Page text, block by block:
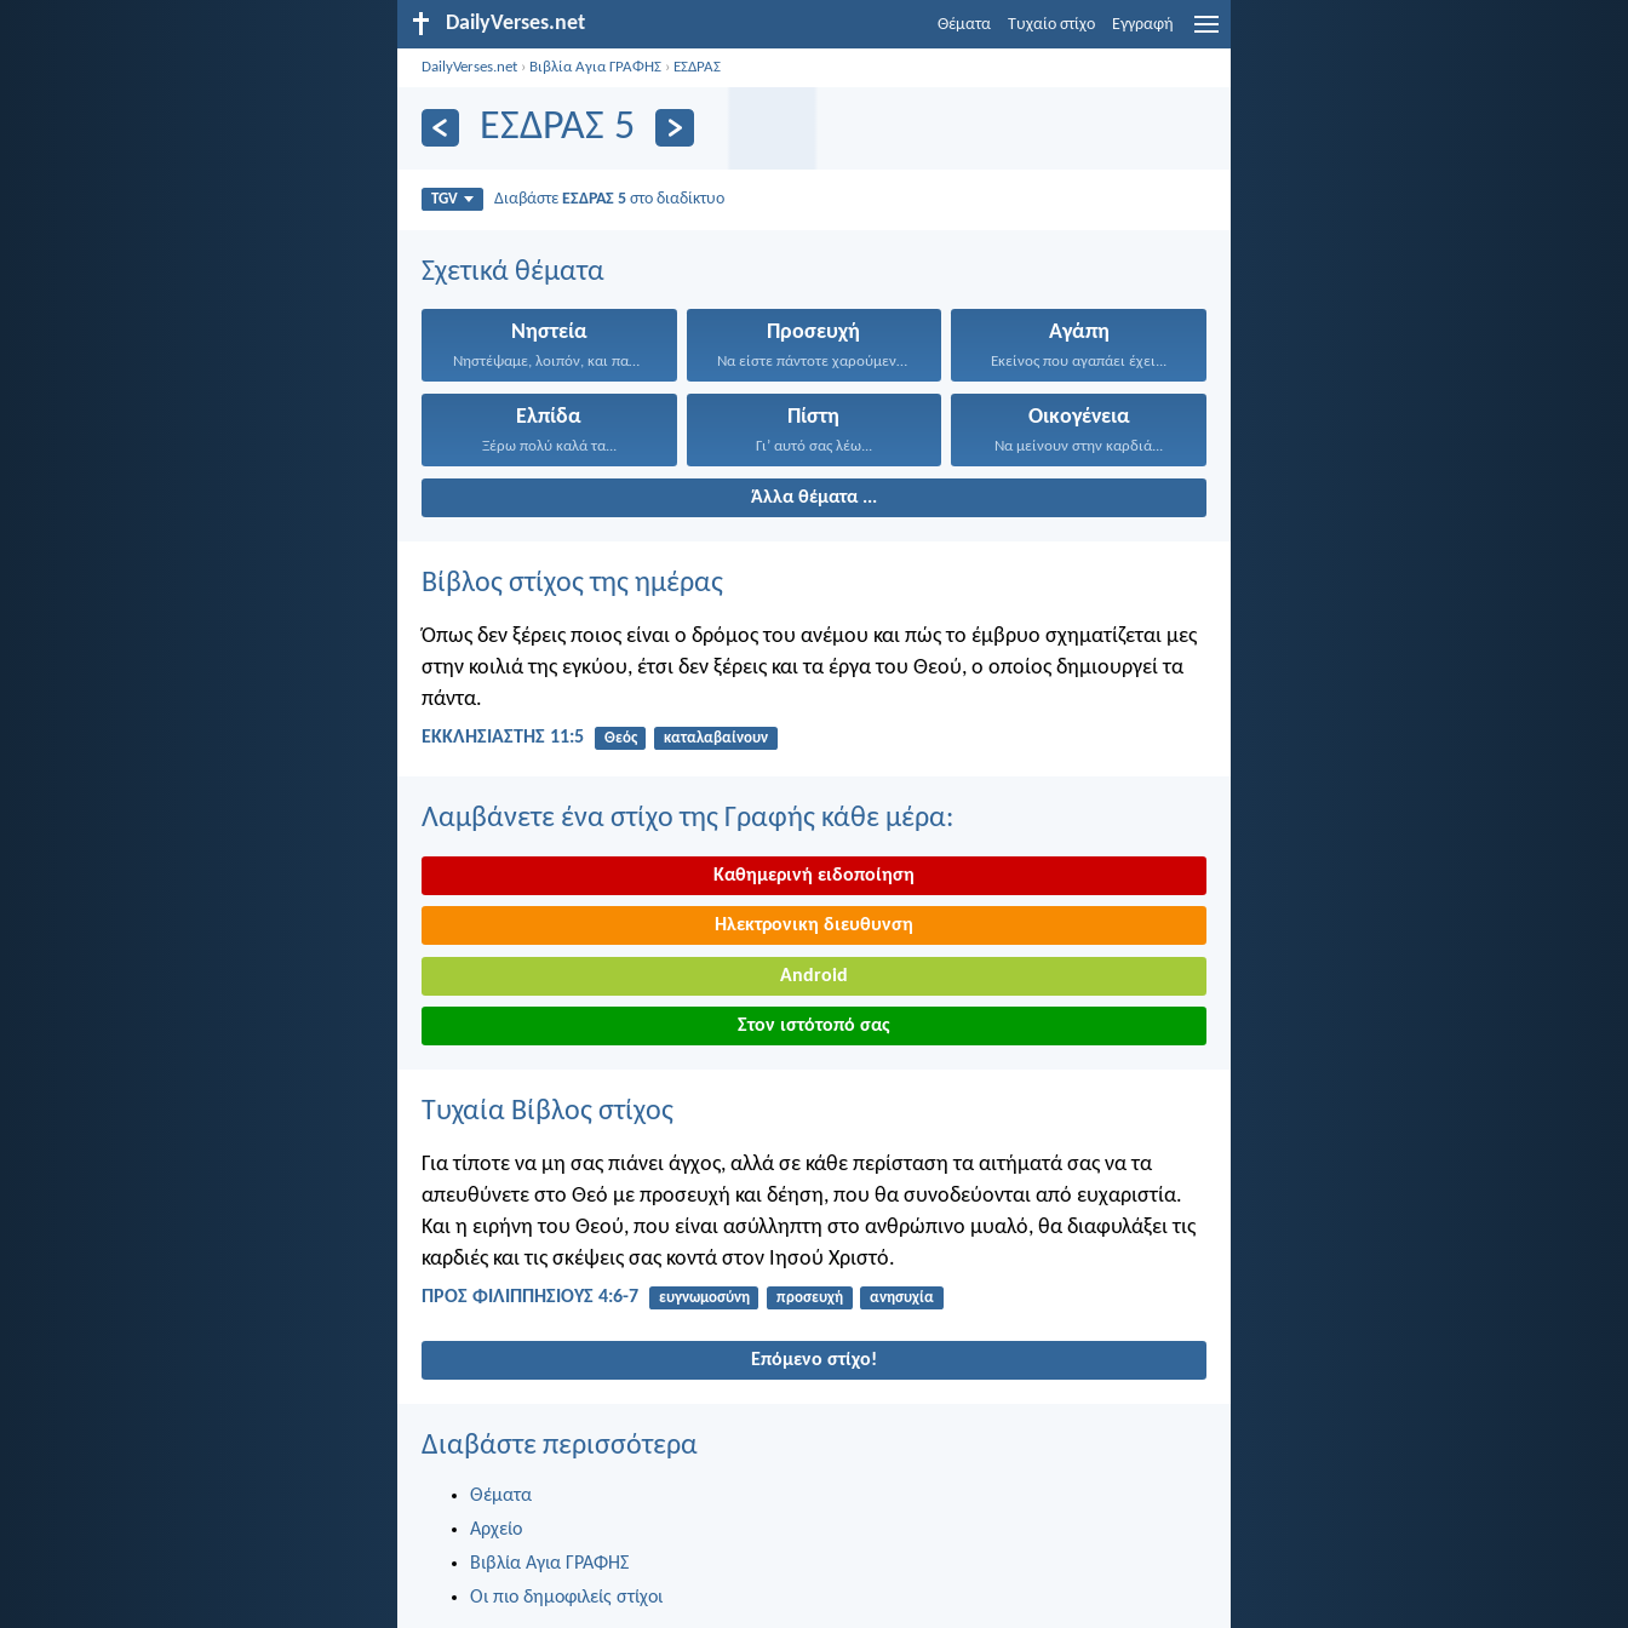
DailyVerses.net Θέματα Τυχαίο στίχο Εγγραφή
DailyVerses.net › Βιβλία Αγια ΓΡΑΦΗΣ › ΕΣΔΡΑΣ
ΕΣΔΡΑΣ 5
TGV Διαβάστε ΕΣΔΡΑΣ 5 στο διαδίκτυο
Σχετικά θέματα
Νηστεία
Νηστέψαμε, λοιπόν, και παρακαλέσαμε...
Προσευχή
Να είστε πάντοτε χαρούμενοι...
Αγάπη
Εκείνος που αγαπάει έχει...
Ελπίδα
Ξέρω πολύ καλά τα...
Πίστη
Γι’ αυτό σας λέω...
Οικογένεια
Να μείνουν στην καρδιά...
Άλλα θέματα ...
Βίβλος στίχος της ημέρας
Όπως δεν ξέρεις ποιος είναι ο δρόμος του ανέμου και πώς το έμβρυο σχηματίζεται μες
στην κοιλιά της εγκύου, έτσι δεν ξέρεις και τα έργα του Θεού, ο οποίος δημιουργεί τα
πάντα.
ΕΚΚΛΗΣΙΑΣΤΗΣ 11:5 Θεός καταλαβαίνουν
Λαμβάνετε ένα στίχο της Γραφής κάθε μέρα:
Καθημερινή ειδοποίηση
Ηλεκτρονικη διευθυνση
Android
Στον ιστότοπό σας
Τυχαία Βίβλος στίχος
Για τίποτε να μη σας πιάνει άγχος, αλλά σε κάθε περίσταση τα αιτήματά σας να τα
απευθύνετε στο Θεό με προσευχή και δέηση, που θα συνοδεύονται από ευχαριστία.
Και η ειρήνη του Θεού, που είναι ασύλληπτη στο ανθρώπινο μυαλό, θα διαφυλάξει τις
καρδιές και τις σκέψεις σας κοντά στον Ιησού Χριστό.
ΠΡΟΣ ΦΙΛΙΠΠΗΣΙΟΥΣ 4:6-7 ευγνωμοσύνη προσευχή ανησυχία
Επόμενο στίχο!
Διαβάστε περισσότερα
Θέματα
Αρχείο
Βιβλία Αγια ΓΡΑΦΗΣ
Οι πιο δημοφιλείς στίχοι